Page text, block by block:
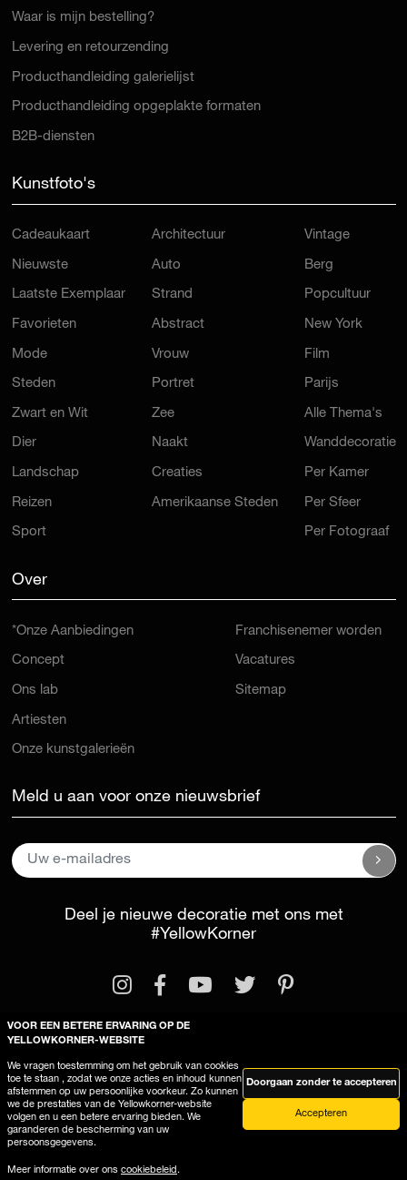
Waar is mijn bestelling?
Levering en retourzending
Producthandleiding galerielijst
Producthandleiding opgeplakte formaten
B2B-diensten
Kunstfoto's
Cadeaukaart
Nieuwste
Laatste Exemplaar
Favorieten
Mode
Steden
Zwart en Wit
Dier
Landschap
Reizen
Sport
Architectuur
Auto
Strand
Abstract
Vrouw
Portret
Zee
Naakt
Creaties
Amerikaanse Steden
Vintage
Berg
Popcultuur
New York
Film
Parijs
Alle Thema's
Wanddecoratie
Per Kamer
Per Sfeer
Per Fotograaf
Over
*Onze Aanbiedingen
Concept
Ons lab
Artiesten
Onze kunstgalerieën
Franchisenemer worden
Vacatures
Sitemap
Meld u aan voor onze nieuwsbrief
Deel je nieuwe decoratie met ons met
#YellowKorner
Wettelijke kennisgevingAlgemene voorwaarden
Deze site gebruikt cookies
VOOR EEN BETERE ERVARING OP DE
YELLOWKORNER-WEBSITE
We vragen toestemming om het gebruik van cookies
toe te staan , zodat we onze acties en inhoud kunnen
afstemmen op uw persoonlijke voorkeur. Zo kunnen
we de prestaties van de Yellowkorner-website
volgen en u een betere ervaring bieden. We
garanderen de bescherming van uw
persoonsgegevens.
Meer informatie over ons cookiebeleid.
Doorgaan zonder te accepteren
Accepteren